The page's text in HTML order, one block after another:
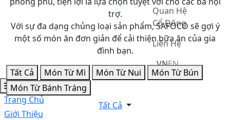
Quan Hệ
Cổ Đông
Liên Hệ
VNEN
Trang Chủ
Giới Thiệu
trợ.
Với sự đa dạng chủng loại sản phẩm, SAFOCO sẽ gợi ý
một số món ăn đơn giản để cải thiện bữa ăn của gia
đình bạn.
Tất Cả
Món Từ Mì Món Từ Nui
Món Từ Bún
Món Từ Bánh Tráng
Tất Cả